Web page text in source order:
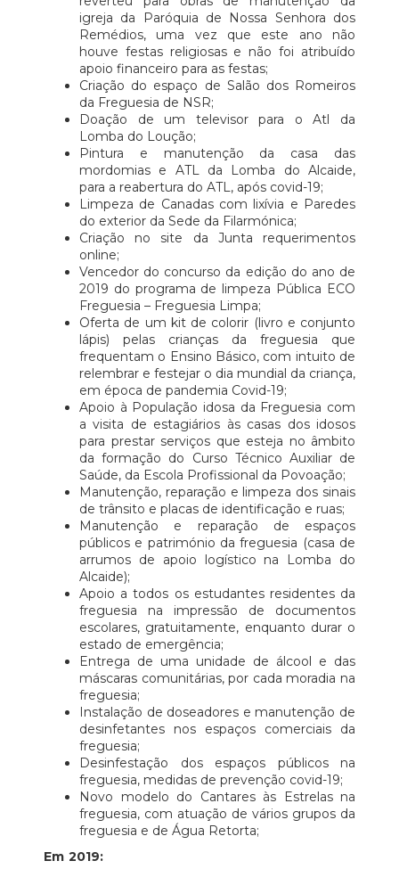
igreja da Paróquia de Nossa Senhora dos
Remédios, uma vez que este ano não
houve festas religiosas e não foi atribuído
apoio financeiro para as festas;
Criação do espaço de Salão dos Romeiros
da Freguesia de NSR;
Doação de um televisor para o Atl da
Lomba do Loução;
Pintura e manutenção da casa das
mordomias e ATL da Lomba do Alcaide,
para a reabertura do ATL, após covid-19;
Limpeza de Canadas com lixívia e Paredes
do exterior da Sede da Filarmónica;
Criação no site da Junta requerimentos
online;
Vencedor do concurso da edição do ano de
2019 do programa de limpeza Pública ECO
Freguesia – Freguesia Limpa;
Oferta de um kit de colorir (livro e conjunto
lápis) pelas crianças da freguesia que
frequentam o Ensino Básico, com intuito de
relembrar e festejar o dia mundial da criança,
em época de pandemia Covid-19;
Apoio à População idosa da Freguesia com
a visita de estagiários às casas dos idosos
para prestar serviços que esteja no âmbito
da formação do Curso Técnico Auxiliar de
Saúde, da Escola Profissional da Povoação;
Manutenção, reparação e limpeza dos sinais
de trânsito e placas de identificação e ruas;
Manutenção e reparação de espaços
públicos e património da freguesia (casa de
arrumos de apoio logístico na Lomba do
Alcaide);
Apoio a todos os estudantes residentes da
freguesia na impressão de documentos
escolares, gratuitamente, enquanto durar o
estado de emergência;
Entrega de uma unidade de álcool e das
máscaras comunitárias, por cada moradia na
freguesia;
Instalação de doseadores e manutenção de
desinfetantes nos espaços comerciais da
freguesia;
Desinfestação dos espaços públicos na
freguesia, medidas de prevenção covid-19;
Novo modelo do Cantares às Estrelas na
freguesia, com atuação de vários grupos da
freguesia e de Água Retorta;
Em 2019: